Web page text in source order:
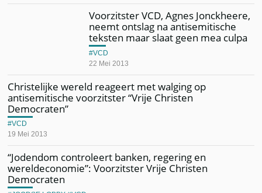
Voorzitster VCD, Agnes Jonckheere,
neemt ontslag na antisemitische
teksten maar slaat geen mea culpa
22 Mei 2013
VCD
Christelijke wereld reageert met walging op
antisemitische voorzitster “Vrije Christen
Democraten”
19 Mei 2013
VCD
“Jodendom controleert banken, regering en
wereldeconomie”: Voorzitster Vrije Christen
Democraten